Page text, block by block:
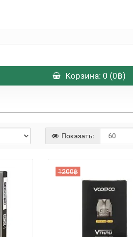
Корзина: 0 (0฿)
Показать:
1200฿